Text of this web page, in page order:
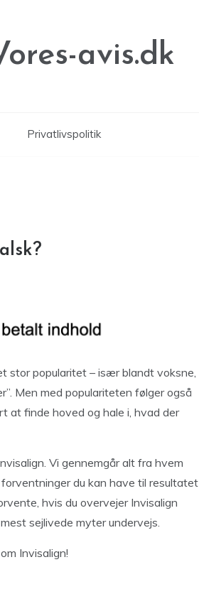
avis.dk
Privatlivspolitik
stor popularitet – især blandt voksne,
Men med populariteten følger også
at finde hoved og hale i, hvad der
Vi gennemgår alt fra hvem
du kan have til resultatet
hvis du overvejer Invisalign
sejlivede myter undervejs.
Invisalign!